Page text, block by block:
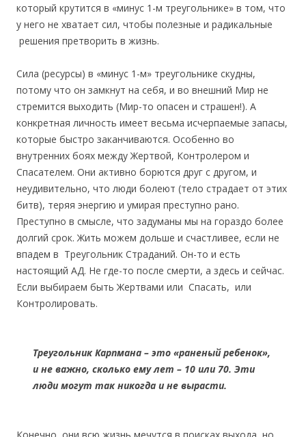
который крутится в «минус 1-м треугольнике» в том, что
у него не хватает сил, чтобы полезные и радикальные
решения претворить в жизнь.
Сила (ресурсы) в «минус 1-м» треугольнике скудны,
потому что он замкнут на себя, и во внешний Мир не
стремится выходить (Мир-то опасен и страшен!). А
конкретная личность имеет весьма исчерпаемые запасы,
которые быстро заканчиваются. Особенно во
внутренних боях между Жертвой, Контролером и
Спасателем. Они активно борются друг с другом, и
неудивительно, что люди болеют (тело страдает от этих
битв), теряя энергию и умирая преступно рано.
Преступно в смысле, что задуманы мы на гораздо более
долгий срок. Жить можем дольше и счастливее, если не
впадем в Треугольник Страданий. Он-то и есть
настоящий АД. Не где-то после смерти, а здесь и сейчас.
Если выбираем быть Жертвами или Спасать, или
Контролировать.
Треугольник Карпмана – это «раненый ребенок»,
и не важно, сколько ему лет – 10 или 70. Эти
люди могут так никогда и не вырасти.